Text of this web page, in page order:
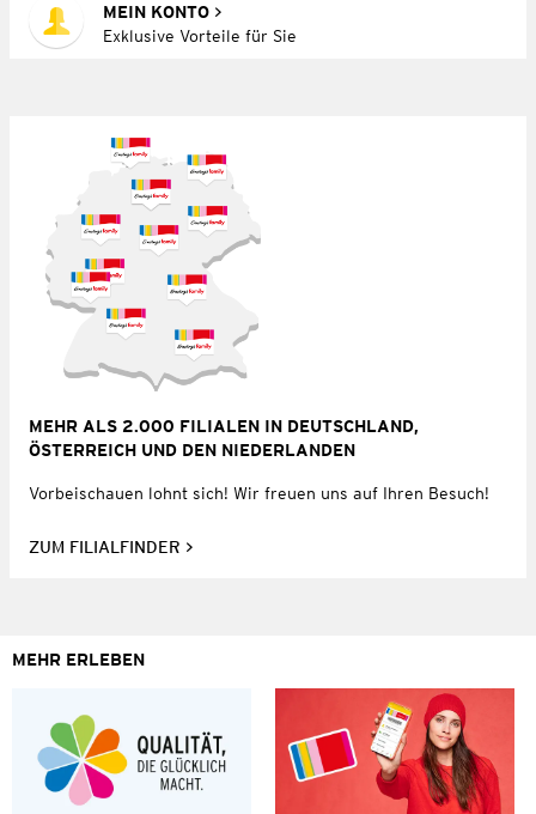
MEIN KONTO
Exklusive Vorteile für Sie
MEHR ALS 2.000 FILIALEN IN DEUTSCHLAND,
ÖSTERREICH UND DEN NIEDERLANDEN
Vorbeischauen lohnt sich! Wir freuen uns auf Ihren Besuch!
ZUM FILIALFINDER
MEHR ERLEBEN